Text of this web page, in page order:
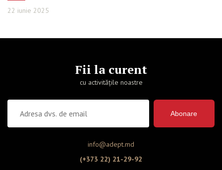
22 iunie 2025
Fii la curent
cu activitățile noastre
Abonare
info@adept.md
(+373 22) 21-29-92